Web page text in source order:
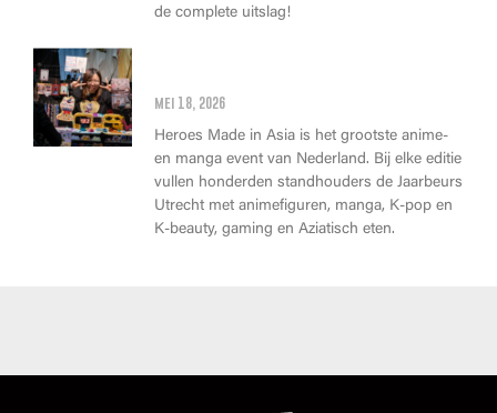
de complete uitslag!
mei 18, 2026
Heroes Made in Asia is het grootste anime-
en manga event van Nederland. Bij elke editie
vullen honderden standhouders de Jaarbeurs
Utrecht met animefiguren, manga, K-pop en
K-beauty, gaming en Aziatisch eten.